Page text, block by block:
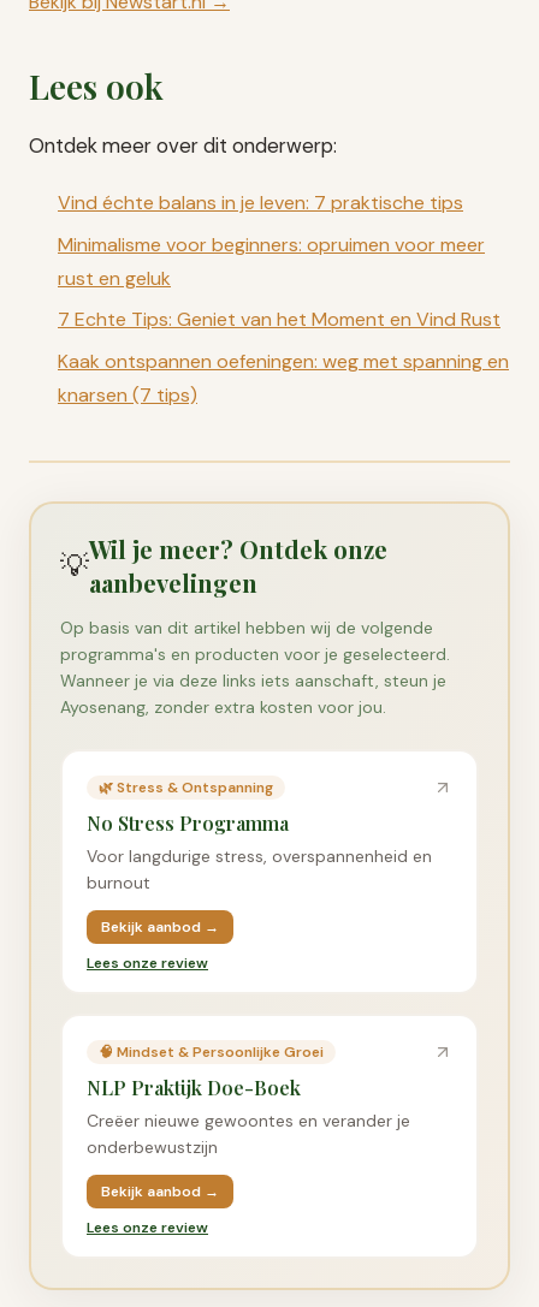
Lees ook
Ontdek meer over dit onderwerp:
Vind échte balans in je leven: 7 praktische tips
Minimalisme voor beginners: opruimen voor meer
rust en geluk
7 Echte Tips: Geniet van het Moment en Vind Rust
Kaak ontspannen oefeningen: weg met spanning en
knarsen (7 tips)
💡Wil je meer? Ontdek onze
aanbevelingen
Op basis van dit artikel hebben wij de volgende
programma's en producten voor je geselecteerd.
Wanneer je via deze links iets aanschaft, steun je
Ayosenang, zonder extra kosten voor jou.
🌿Stress & Ontspanning
No Stress Programma
Voor langdurige stress, overspannenheid en
burnout
Bekijk aanbod →
Lees onze review
🧠 Mindset & Persoonlijke Groei
NLP Praktijk Doe-Boek
Creëer nieuwe gewoontes en verander je
onderbewustzijn
Bekijk aanbod →
Lees onze review